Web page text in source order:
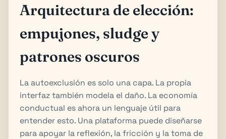
Arquitectura de elección:
empujones, sludge y
patrones oscuros
La autoexclusión es solo una capa. La propia
interfaz también modela el daño. La economía
conductual es ahora un lenguaje útil para
entender esto. Una plataforma puede diseñarse
para apoyar la reflexión, la fricción y la toma de